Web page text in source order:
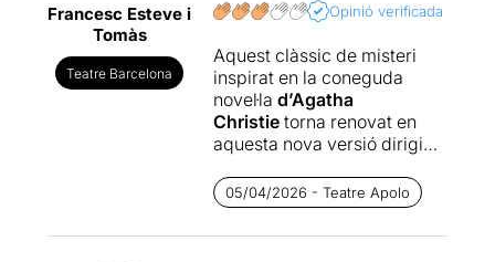
Francesc Esteve i
Tomàs
Teatre Barcelona
Opinió verificada
Aquest clàssic de misteri
inspirat en la coneguda
novel·la d’Agatha
Christietorna renovat en
aquesta nova versió dirigida
Ratoneraés l’obra de teatre
amb més èxit del món,
representada de manera
05/04/2026 - Teatre Apolo